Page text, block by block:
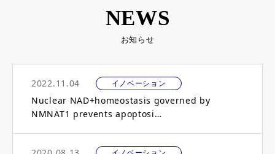
NEWS
お知らせ
2022.11.04 イノベーション
Nuclear NAD+homeostasis governed by
NMNAT1 prevents apoptosi…